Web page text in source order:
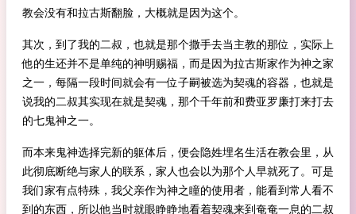
教会没有和拉古斯翻脸，大概就是因为这个。
其次，到了我的二叔，也就是那个撒手去当主教的那位，实际上
他的生还并不是单纯的神明赐福，而是因为拉古斯家作为神之家
之一，每隔一段时间就会有一位子嗣被选为契魂的容器，也就是
说我的二叔其实现在就是契魂，那个千年前和费亚罗廉打来打去
的七鬼神之一。
而本来鬼神选择完新的躯体后，便会隐姓埋名生活在教会里，从
此彻底断绝与家人的联系，家人也会以为那个人早就死了。可是
我们家有点特殊，我父亲作为神之瞳的使用者，能看到常人看不
到的东西，所以他当时就眼睁睁地看着契魂来到奄奄一息的二叔